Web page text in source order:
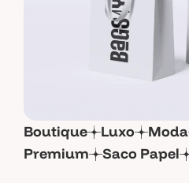
Boutique Luxo Moda
Premium
Saco Papel